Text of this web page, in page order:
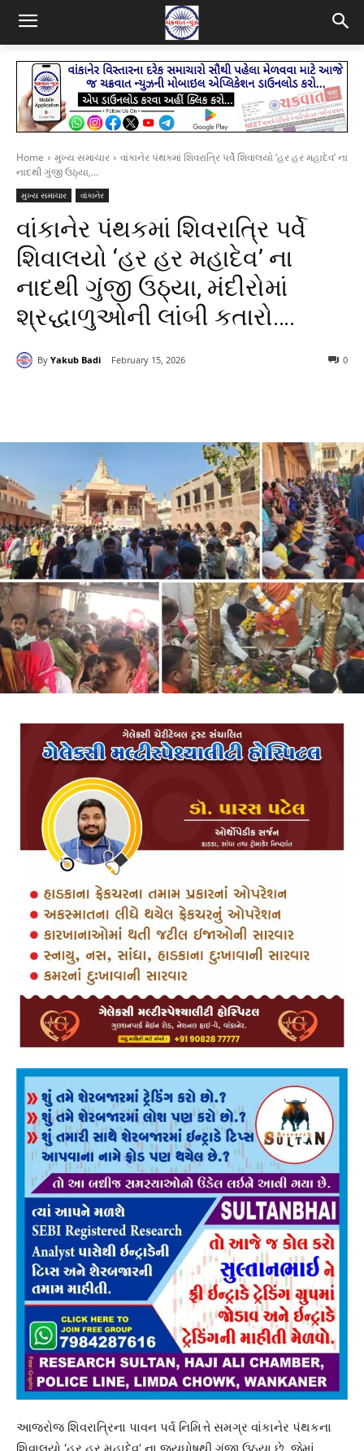
Home મુખ્ય સમાચાર
વાંકાનેર પંથકમાં શિવરાત્રિ પર્વે શિવાલયો ‘હર હર મહાદેવ’ ના
નાદથી ગુંજી ઉઠ્યા,...
મુખ્ય સમાચાર વાંકાનેર
વાંકાનેર પંથકમાં શિવરાત્રિ પર્વે
શિવાલયો ‘હર હર મહાદેવ’ ના
નાદથી ગુંજી ઉઠ્યા, મંદીરોમાં
શ્રદ્ધાળુઓની લાંબી કતારો….
By Yakub Badi February 15, 2026 0
આજરોજ શિવરાત્રિના પાવન પર્વ નિમિત્તે સમગ્ર વાંકાનેર પંથકના
શિવાલયો ‘હર હર મહાદેવ’ ના જયઘોષથી ગુંજી ઉઠ્યા છે, જેમાં